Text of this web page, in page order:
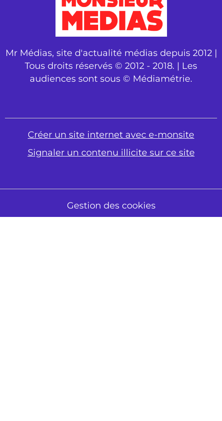
Mr Médias, site d'actualité médias depuis 2012 |
Tous droits réservés © 2012 - 2018. | Les
audiences sont sous © Médiamétrie.
Créer un site internet avec e-monsite
Signaler un contenu illicite sur ce site
Gestion des cookies